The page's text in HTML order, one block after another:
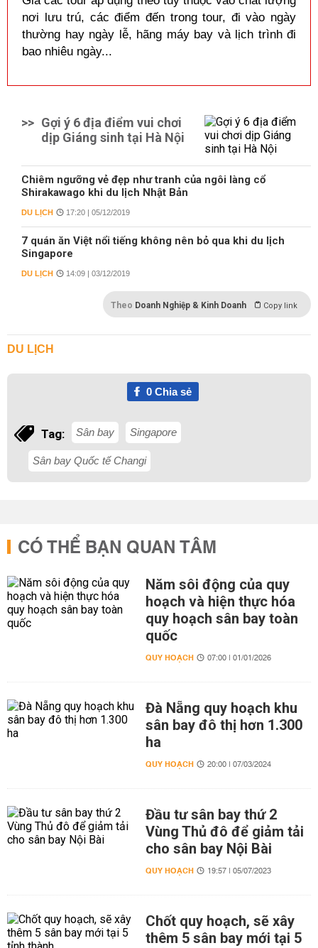
nơi lưu trú, các điểm đến trong tour, đi vào ngày
thường hay ngày lễ, hãng máy bay và lịch trình đi
bao nhiêu ngày...
>> Gợi ý 6 địa điểm vui chơi
dịp Giáng sinh tại Hà Nội
Chiêm ngưỡng vẻ đẹp như tranh của ngôi làng cổ
Shirakawago khi du lịch Nhật Bản
DU LỊCH 17:20 | 05/12/2019
7 quán ăn Việt nổi tiếng không nên bỏ qua khi du lịch
Singapore
DU LỊCH 14:09 | 03/12/2019
Theo Doanh Nghiệp & Kinh Doanh Copy link
DU LỊCH
0Chia sẻ
Tag: Sân bay Singapore
Sân bay Quốc tế Changi
CÓ THỂ BẠN QUAN TÂM
Năm sôi động của quy
hoạch và hiện thực hóa
quy hoạch sân bay toàn
quốc
QUY HOẠCH 07:00 | 01/01/2026
Đà Nẵng quy hoạch khu
sân bay đô thị hơn 1.300
ha
QUY HOẠCH 20:00 | 07/03/2024
Đầu tư sân bay thứ 2
Vùng Thủ đô để giảm tải
cho sân bay Nội Bài
QUY HOẠCH 19:57 | 05/07/2023
Chốt quy hoạch, sẽ xây
thêm 5 sân bay mới tại 5